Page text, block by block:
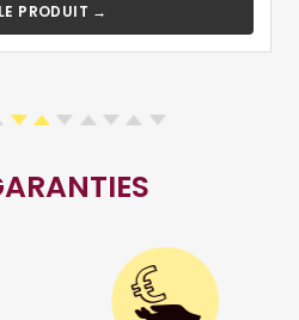
PRODUIT →